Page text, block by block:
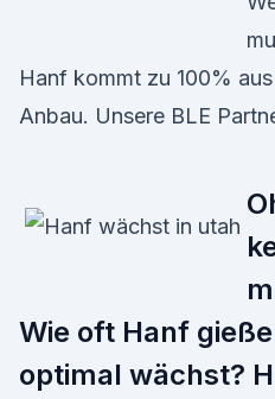
Hanf kommt zu 100%
Anbau. Unsere BLE
Wie oft Hanf
optimal wächst?